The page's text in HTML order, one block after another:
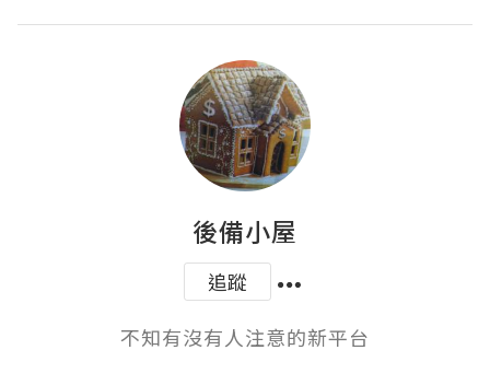
後備小屋
追蹤
不知有沒有人注意的新平台